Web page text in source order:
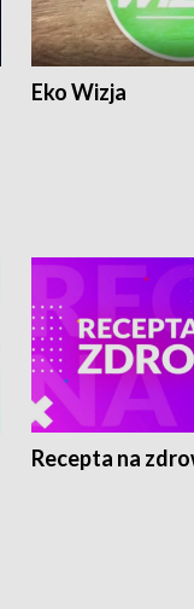
Eko Wizja
Recepta na